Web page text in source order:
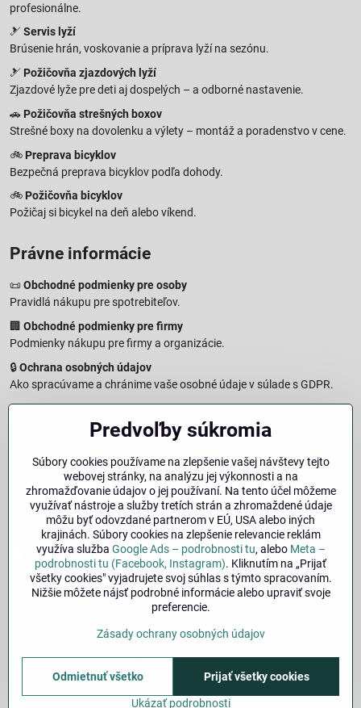
profesionálne.
🎿 Servis lyží
Brúsenie hrán, voskovanie a príprava lyží na sezónu.
🎿 Požičovňa zjazdových lyží
Zjazdové lyže pre deti aj dospelých – a odborné nastavenie.
🚗 Požičovňa strešných boxov
Strešné boxy na dovolenku a výlety – montáž a poradenstvo v cene.
🚲 Preprava bicyklov
Bezpečná preprava bicyklov podľa dohody.
🚲 Požičovňa bicyklov
Požičaj si bicykel na deň alebo víkend.
Právne informácie
📜 Obchodné podmienky pre osoby
Pravidlá nákupu pre spotrebiteľov.
🏢 Obchodné podmienky pre firmy
Podmienky nákupu pre firmy a organizácie.
🔒Ochrana osobných údajov
Ako spracúvame a chránime vaše osobné údaje v súlade s GDPR.
🧾Reklamačný formulár
Jednoduché podanie reklamácie
Vzorový formulár pre odstúpenie od zmluvy a vrátenie tovaru.
Právna doložka – Autorské práva
Informácie o ochrane obsahu, značiek a fotografií vrátane
podmienok.
Facebook Instagram
🚚Doprava| 💳Platba| 🔁Výber veľkosti
©2026Copyright
Predvoľby súkromia
Zásady ochrany osobných údajov
Stav objednávky
Predvoľby súkromia
Súbory cookies používame na zlepšenie vašej návštevy tejto
webovej stránky, na analýzu jej výkonnosti a na
zhromažďovanie údajov o jej používaní. Na tento účel môžeme
využívať nástroje a služby tretích strán a zhromaždené údaje
môžu byť odovzdané partnerom v EÚ, USA alebo iných
krajinách. Súbory cookies na zlepšenie relevancie reklám
využíva služba Google Ads – podrobnosti tu, alebo Meta –
podrobnosti tu (Facebook, Instagram). Kliknutím na „Prijať
všetky cookies" vyjadrujete svoj súhlas s týmto spracovaním.
Nižšie môžete nájsť podrobné informácie alebo upraviť svoje
preferencie.
Zásady ochrany osobných údajov
Ukázať podrobnosti
Prijať všetky cookies
Odmietnuť všetko